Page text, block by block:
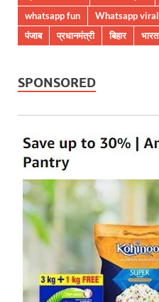
whatsapp fun
Whatsapp viral
पंजाब
प्रधानमंत्री बिहार भारत
SPONSORED